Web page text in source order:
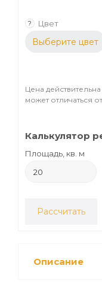
? Цвет
Выберите цвет
Цена
может отличаться
Калькулятор
Площадь, кв. м
Рассчитать
Описание